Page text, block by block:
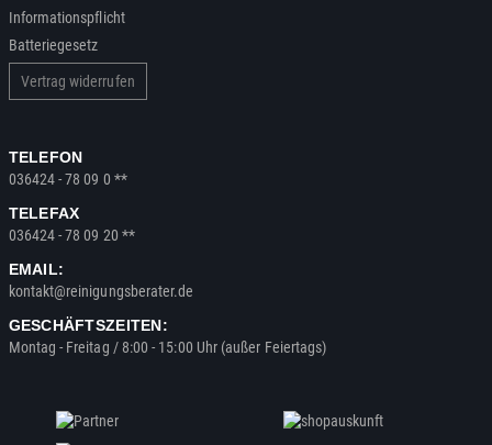
Informationspflicht
Batteriegesetz
Vertrag widerrufen
TELEFON
036424 - 78 09 0 **
TELEFAX
036424 - 78 09 20 **
EMAIL:
kontakt@reinigungsberater.de
GESCHÄFTSZEITEN:
Montag - Freitag / 8:00 - 15:00 Uhr (außer Feiertags)